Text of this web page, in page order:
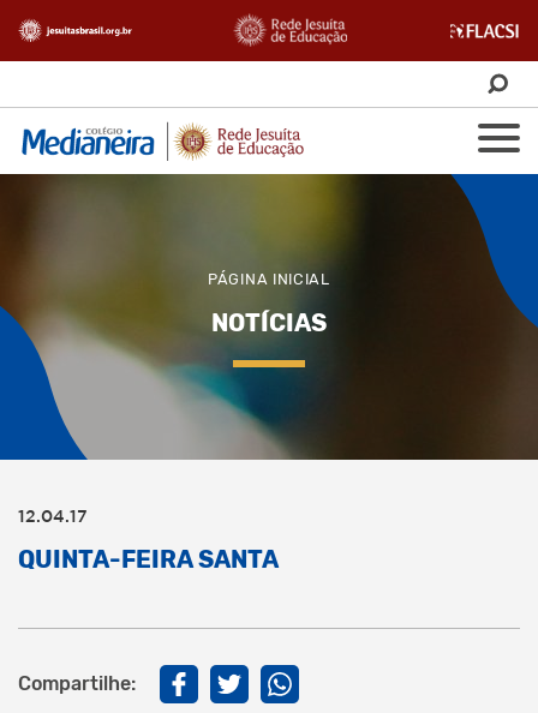
PÁGINA INICIAL
NOTÍCIAS
12.04.17
QUINTA-FEIRA SANTA
Compartilhe: